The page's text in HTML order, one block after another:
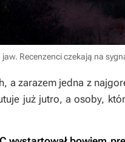
Recenzenci czekają na
a zarazem jedna z
już jutro, a osoby,